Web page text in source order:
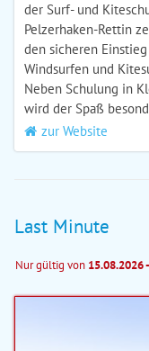
der Surf- und
Pelzerhaken-Rettin
den sicheren
Windsurfen und
Neben Schulung in
wird der Spaß
zur Website
Last Minute
Nur gültig von 15.08.2026